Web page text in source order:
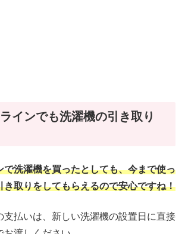
インでも洗濯機の引き取り
で洗濯機を買ったとしても、今まで使っ
き取りをしてもらえるので安心ですね！
支払いは、新しい洗濯機の設置日に直接